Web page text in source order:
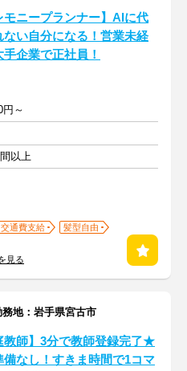
モニープランナー】AIに代
ない自分になる！営業未経
企業で正社員！
円～
以上
交通費支給
髪型自由
見る
地：岩手県宮古市
教師】3分で教師登録完了★
備なし！すきま時間で1コマ